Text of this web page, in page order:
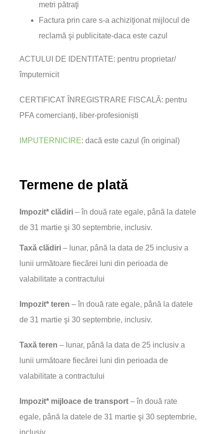
metri pătraţi
Factura prin care s-a achiziţionat mijlocul de
reclamă şi publicitate-daca este cazul
ACTULUI DE IDENTITATE: pentru proprietar/
împuternicit
CERTIFICAT ÎNREGISTRARE FISCALĂ: pentru
PFA comercianți, liber-profesioniști
IMPUTERNICIRE: dacă este cazul (în original)
Termene de plată
Impozit* clădiri – în două rate egale, până la datele
de 31 martie şi 30 septembrie, inclusiv.
Taxă clădiri – lunar, până la data de 25 inclusiv a
lunii următoare fiecărei luni din perioada de
valabilitate a contractului
Impozit* teren – în două rate egale, până la datele
de 31 martie şi 30 septembrie, inclusiv.
Taxă teren – lunar, până la data de 25 inclusiv a
lunii următoare fiecărei luni din perioada de
valabilitate a contractului
Impozit* mijloace de transport – în două rate
egale, până la datele de 31 martie şi 30 septembrie,
inclusiv.